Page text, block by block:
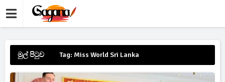
මුල් පිටුව Tag: Miss World Sri Lanka